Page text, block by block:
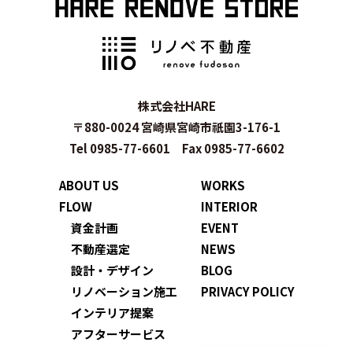
株式会社HARE
〒880-0024 宮崎県宮崎市祇園3-176-1
Tel 0985-77-6601 Fax 0985-77-6602
ABOUT US
FLOW
資金計画
不動産選定
設計・デザイン
リノベーション施工
インテリア提案
アフターサービス
WORKS
INTERIOR
EVENT
NEWS
BLOG
PRIVACY POLICY